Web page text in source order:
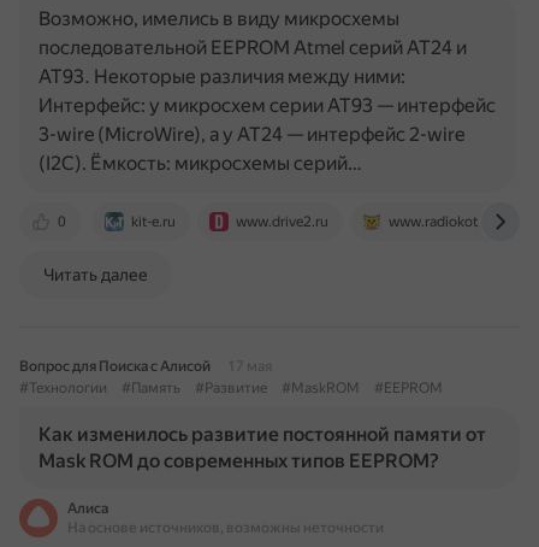
0 kit-e.ru www.drive2.ru www.radiokot.ru
Возможно, имелись в виду микросхемы
последовательной EEPROM Atmel серий АТ24 и
АТ93. Некоторые различия между ними:
Интерфейс: у микросхем серии АТ93 — интерфейс
3-wire (MicroWire), а у АТ24 — интерфейс 2-wire
(I2C). Ёмкость: микросхемы серий…
Читать далее
Вопрос для Поиска с Алисой
17 мая
#Технологии
#Память #Развитие #MaskROM #EEPROM
Как изменилось развитие постоянной памяти от
Mask ROM до современных типов EEPROM?
Алиса
На основе источников, возможны неточности